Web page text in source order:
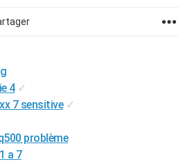
4 ✓
7 sensitive ✓
problème
a 7